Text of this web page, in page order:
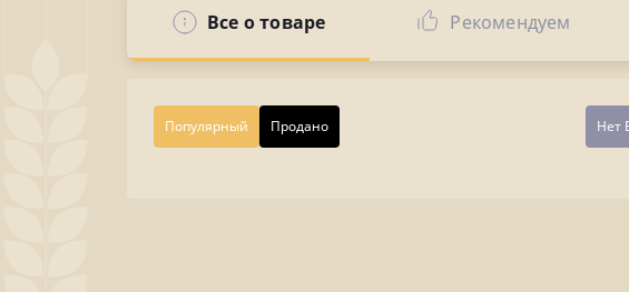
Все о товаре Рекомендуем
Популярный Продано Нет